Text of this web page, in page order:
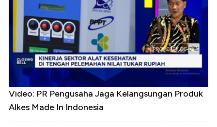
Video: PR Pengusaha Jaga Kelangsungan Produk
Alkes Made In Indonesia